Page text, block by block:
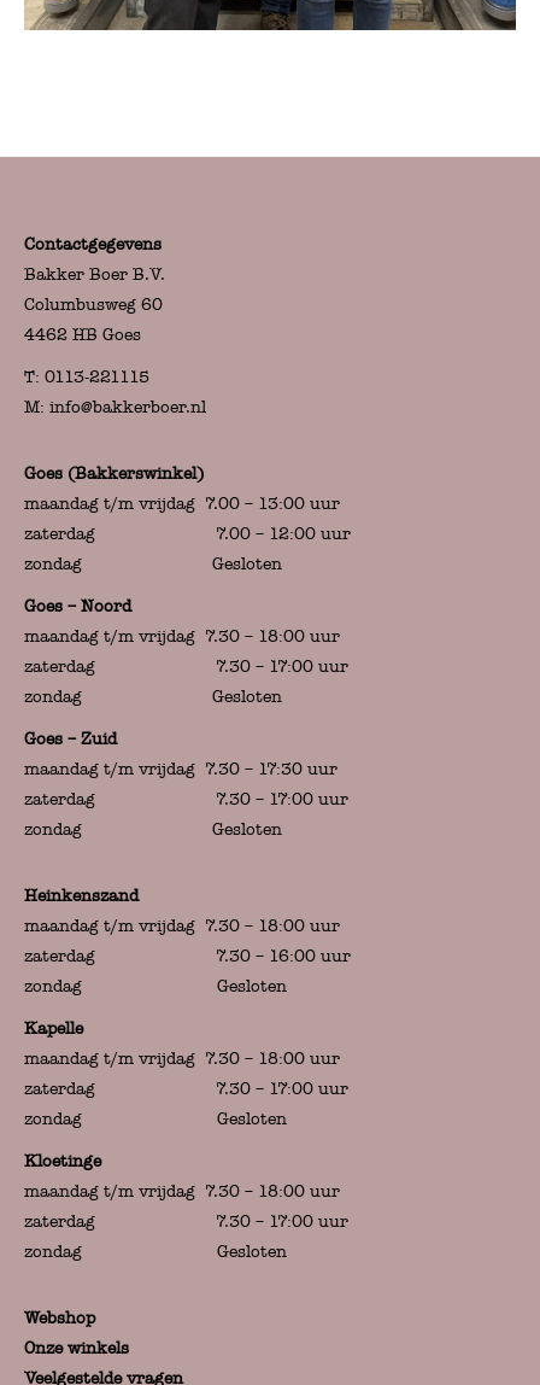
Contactgegevens
Bakker Boer B.V.
Columbusweg 60
4462 HB Goes
T: 0113-221115
M: info@bakkerboer.nl
Goes (Bakkerswinkel)
maandag t/m vrijdag 7.00 – 13:00 uur
zaterdag 7.00 – 12:00 uur
zondag Gesloten
Goes – Noord
maandag t/m vrijdag 7.30 – 18:00 uur
zaterdag 7.30 – 17:00 uur
zondag Gesloten
Goes – Zuid
maandag t/m vrijdag 7.30 – 17:30 uur
zaterdag 7.30 – 17:00 uur
zondag Gesloten
Heinkenszand
maandag t/m vrijdag 7.30 – 18:00 uur
zaterdag 7.30 – 16:00 uur
zondag Gesloten
Kapelle
maandag t/m vrijdag 7.30 – 18:00 uur
zaterdag 7.30 – 17:00 uur
zondag Gesloten
Kloetinge
maandag t/m vrijdag 7.30 – 18:00 uur
zaterdag 7.30 – 17:00 uur
zondag Gesloten
Webshop
Onze winkels
Veelgestelde vragen